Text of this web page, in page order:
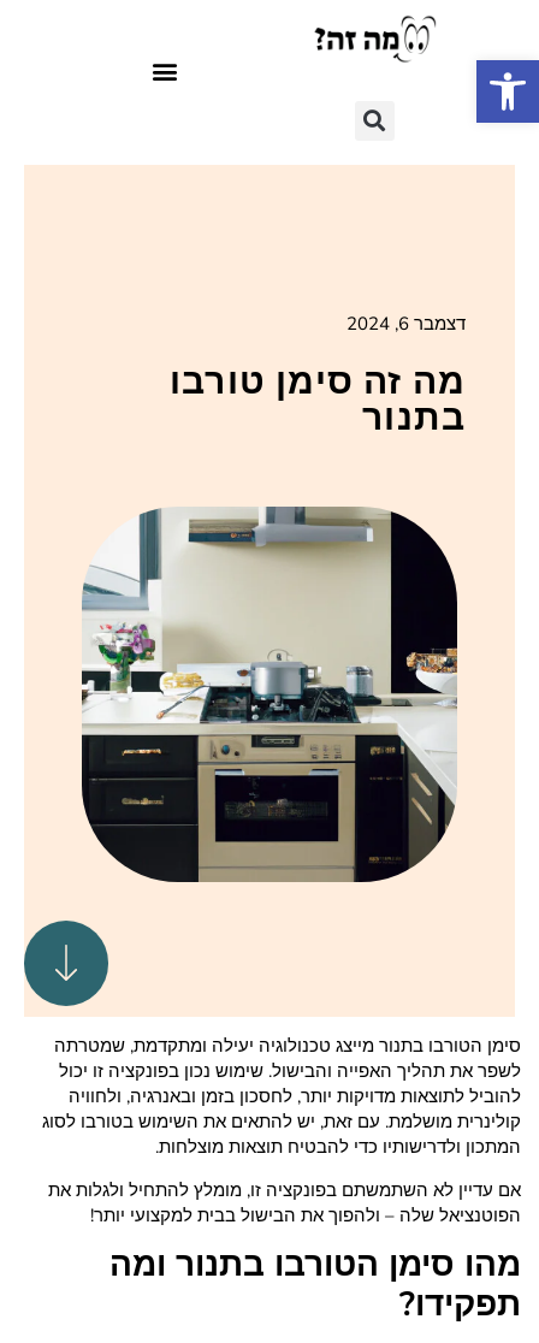
פתח סרגל נגישות
דצמבר 6, 2024
מה זה סימן טורבו
בתנור
סימן הטורבו בתנור מייצג טכנולוגיה יעילה ומתקדמת, שמטרתה
לשפר את תהליך האפייה והבישול. שימוש נכון בפונקציה זו יכול
להוביל לתוצאות מדויקות יותר, לחסכון בזמן ובאנרגיה, ולחוויה
קולינרית מושלמת. עם זאת, יש להתאים את השימוש בטורבו לסוג
המתכון ולדרישותיו כדי להבטיח תוצאות מוצלחות.
אם עדיין לא השתמשתם בפונקציה זו, מומלץ להתחיל ולגלות את
הפוטנציאל שלה – ולהפוך את הבישול בבית למקצועי יותר!
מהו סימן הטורבו בתנור ומה
תפקידו?